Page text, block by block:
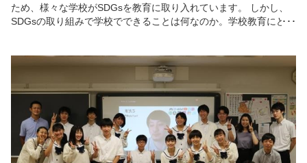
ため、様々な学校がSDGsを教育に取り入れています。 しかし、
SDGsの取り組みで学校でできることは何なのか。学校教育にどの
つご紹介します。